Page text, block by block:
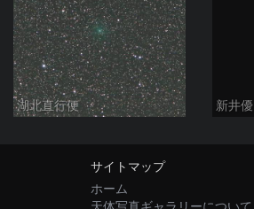
湖北直行便 新井優
サイトマップ
ホーム
天体写真ギャラリーについて